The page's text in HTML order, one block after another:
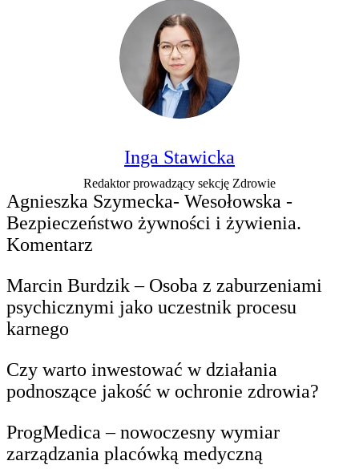
Inga Stawicka
Redaktor prowadzący sekcję Zdrowie
Agnieszka Szymecka- Wesołowska -
Bezpieczeństwo żywności i żywienia.
Komentarz
Marcin Burdzik – Osoba z zaburzeniami
psychicznymi jako uczestnik procesu
karnego
Czy warto inwestować w działania
podnoszące jakość w ochronie zdrowia?
ProgMedica – nowoczesny wymiar
zarządzania placówką medyczną